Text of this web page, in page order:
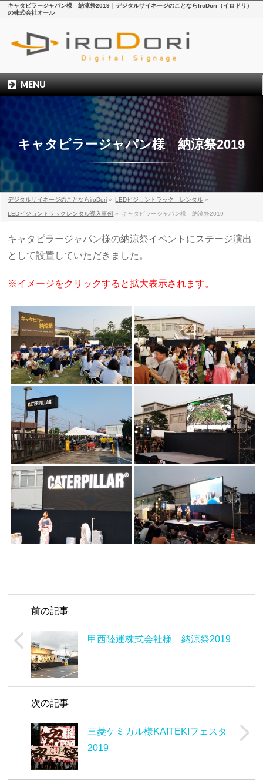
キャタピラージャパン様 納涼祭2019｜デジタルサイネージのことならIroDori（イロドリ）
の株式会社オール
MENU
キャタピラージャパン様 納涼祭2019
デジタルサイネージのことならiroDori » LEDビジョントラック レンタル »
LEDビジョントラックレンタル導入事例 » キャタピラージャパン様 納涼祭2019
キャタピラージャパン様の納涼祭イベントにステージ演出
として設置していただきました。
※イメージをクリックすると拡大表示されます。
前の記事
甲西陸運株式会社様 納涼祭2019
次の記事
三菱ケミカル様KAITEKIフェスタ
2019